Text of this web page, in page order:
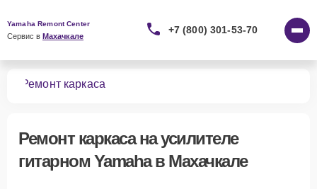
Yamaha Remont Center
Сервис в Махачкале
+7 (800) 301-53-70
Ремонт каркаса
Ремонт каркасана усилителе
гитарном Yamaha в Махачкале